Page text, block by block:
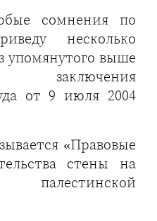
сомнения по
несколько
упомянутого выше
заключения
от 9 июля 2004
«Правовые
стены на
палестинской